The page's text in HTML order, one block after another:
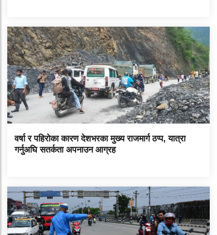
वर्षा र पहिरोका कारण देशभरका मुख्य राजमार्ग ठप्प, यात्रा
गर्नुअघि सतर्कता अपनाउन आग्रह